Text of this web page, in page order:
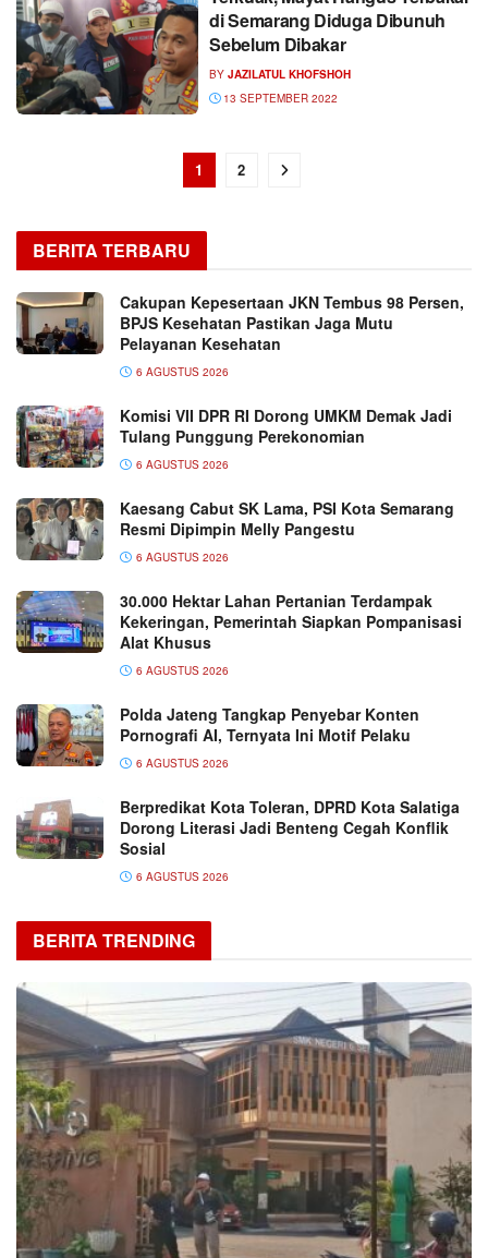
di Semarang Diduga Dibunuh
Sebelum Dibakar
BY JAZILATUL KHOFSHOH
13 SEPTEMBER 2022
1 2
BERITA TERBARU
Cakupan Kepesertaan JKN Tembus 98 Persen,
BPJS Kesehatan Pastikan Jaga Mutu
Pelayanan Kesehatan
6 AGUSTUS 2026
Komisi VII DPR RI Dorong UMKM Demak Jadi
Tulang Punggung Perekonomian
6 AGUSTUS 2026
Kaesang Cabut SK Lama, PSI Kota Semarang
Resmi Dipimpin Melly Pangestu
6 AGUSTUS 2026
30.000 Hektar Lahan Pertanian Terdampak
Kekeringan, Pemerintah Siapkan Pompanisasi
Alat Khusus
6 AGUSTUS 2026
Polda Jateng Tangkap Penyebar Konten
Pornografi AI, Ternyata Ini Motif Pelaku
6 AGUSTUS 2026
Berpredikat Kota Toleran, DPRD Kota Salatiga
Dorong Literasi Jadi Benteng Cegah Konflik
Sosial
6 AGUSTUS 2026
BERITA TRENDING